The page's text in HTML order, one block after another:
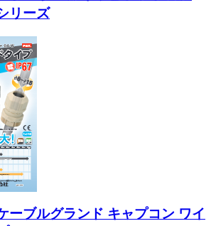
リーズ
ーブルグランド キャプコン ワイ